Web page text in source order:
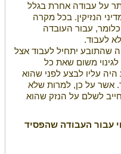
על עבודה אחרת בגלל
הנזיקין. בכל מקרה
עבור העובדה
לעבוד.
שהתובע יתחיל לעבוד אצל
משום שאת כל
עליו לבצע לפני שהוא
אשר על כן, למרות שלא
לשלם על הנזק שהוא
עבור העבודה שהפסיד